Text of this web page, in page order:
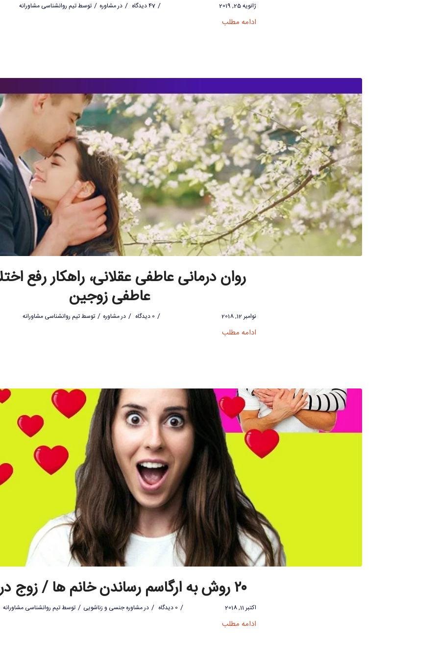
ژانویه 25, 2019 / 47 دیدگاه / درمشاوره / توسطتیم روانشناسی مشاورانه
ادامه مطلب
روان درمانی عاطفی عقلانی، راهکار رفع
عاطفی زوجین
نوامبر 12, 2018 / 0 دیدگاه / درمشاوره / توسطتیم روانشناسی مشاورانه
ادامه مطلب
۲۰ روش به ارگاسم رساندن خانم ها / زوج درمانی
اکتبر 11, 2018 / 0 دیدگاه / درمشاوره جنسی و زناشویی / توسطتیم روانشناسی مشاورانه
ادامه مطلب